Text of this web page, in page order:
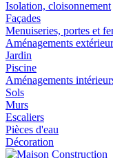
Isolation, cloisonnement
Façades
Menuiseries, portes et
Aménagements
Jardin
Piscine
Aménagements
Sols
Murs
Escaliers
Pièces d'eau
Décoration